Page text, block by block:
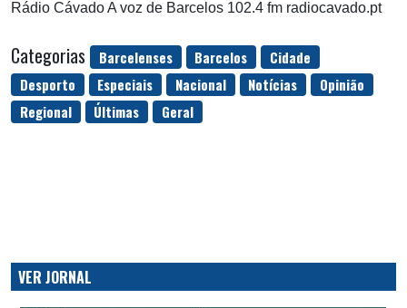
Rádio Cávado A voz de Barcelos 102.4 fm radiocavado.pt
Categorias Barcelenses Barcelos
Cidade
Desporto
Especiais Nacional Notícias
Opinião
Regional
Últimas Geral
VER JORNAL